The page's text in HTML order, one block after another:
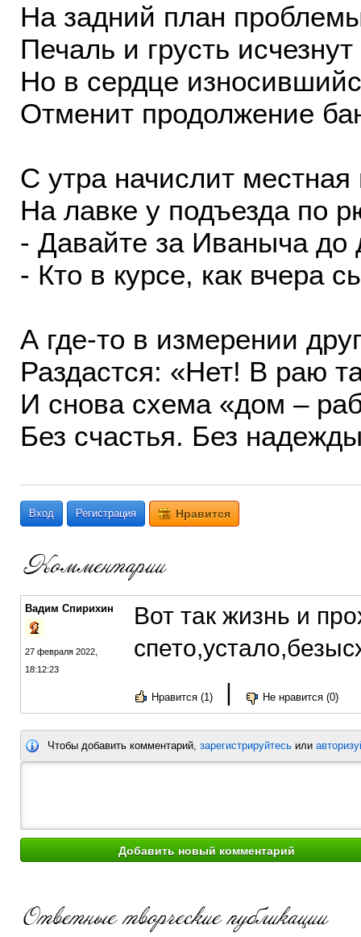
На задний план
Печаль и грусть
Но в сердце
Отменит продолжение
С утра начислит
На лавке у подъезда по
- Давайте за Иваныча до
- Кто в курсе, как вчера
А где-то в измерении
Раздастся: «Нет! В раю
И снова схема «дом –
Без счастья. Без
Вход Регистрация Нравится
Вадим Спирихин
27 февраля 2022,
18:12:23
Вот так жизнь и
Нравится (1) | Не нравится (0)
Чтобы добавить комментарий, зарегистрируйтесь или